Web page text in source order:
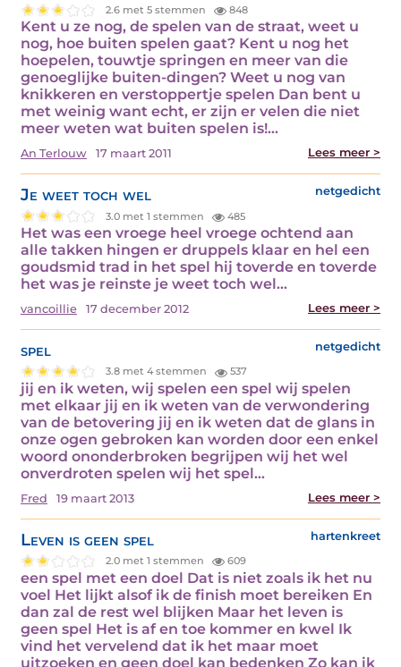
2.6 met 5 stemmen 848
Kent u ze nog, de spelen van de straat, weet u
nog, hoe buiten spelen gaat? Kent u nog het
hoepelen, touwtje springen en meer van die
genoeglijke buiten-dingen? Weet u nog van
knikkeren en verstoppertje spelen Dan bent u
met weinig want echt, er zijn er velen die niet
meer weten wat buiten spelen is!…
An Terlouw 17 maart 2011 Lees meer >
Je weet toch wel netgedicht
3.0 met 1 stemmen 485
Het was een vroege heel vroege ochtend aan
alle takken hingen er druppels klaar en hel een
goudsmid trad in het spel hij toverde en toverde
het was je reinste je weet toch wel…
vancoillie 17 december 2012 Lees meer >
spel netgedicht
3.8 met 4 stemmen 537
jij en ik weten, wij spelen een spel wij spelen
met elkaar jij en ik weten van de verwondering
van de betovering jij en ik weten dat de glans in
onze ogen gebroken kan worden door een enkel
woord ononderbroken begrijpen wij het wel
onverdroten spelen wij het spel…
Fred 19 maart 2013 Lees meer >
Leven is geen spel hartenkreet
2.0 met 1 stemmen 609
een spel met een doel Dat is niet zoals ik het nu
voel Het lijkt alsof ik de finish moet bereiken En
dan zal de rest wel blijken Maar het leven is
geen spel Het is af en toe kommer en kwel Ik
vind het vervelend dat ik het maar moet
uitzoeken en geen doel kan bedenken Zo kan ik